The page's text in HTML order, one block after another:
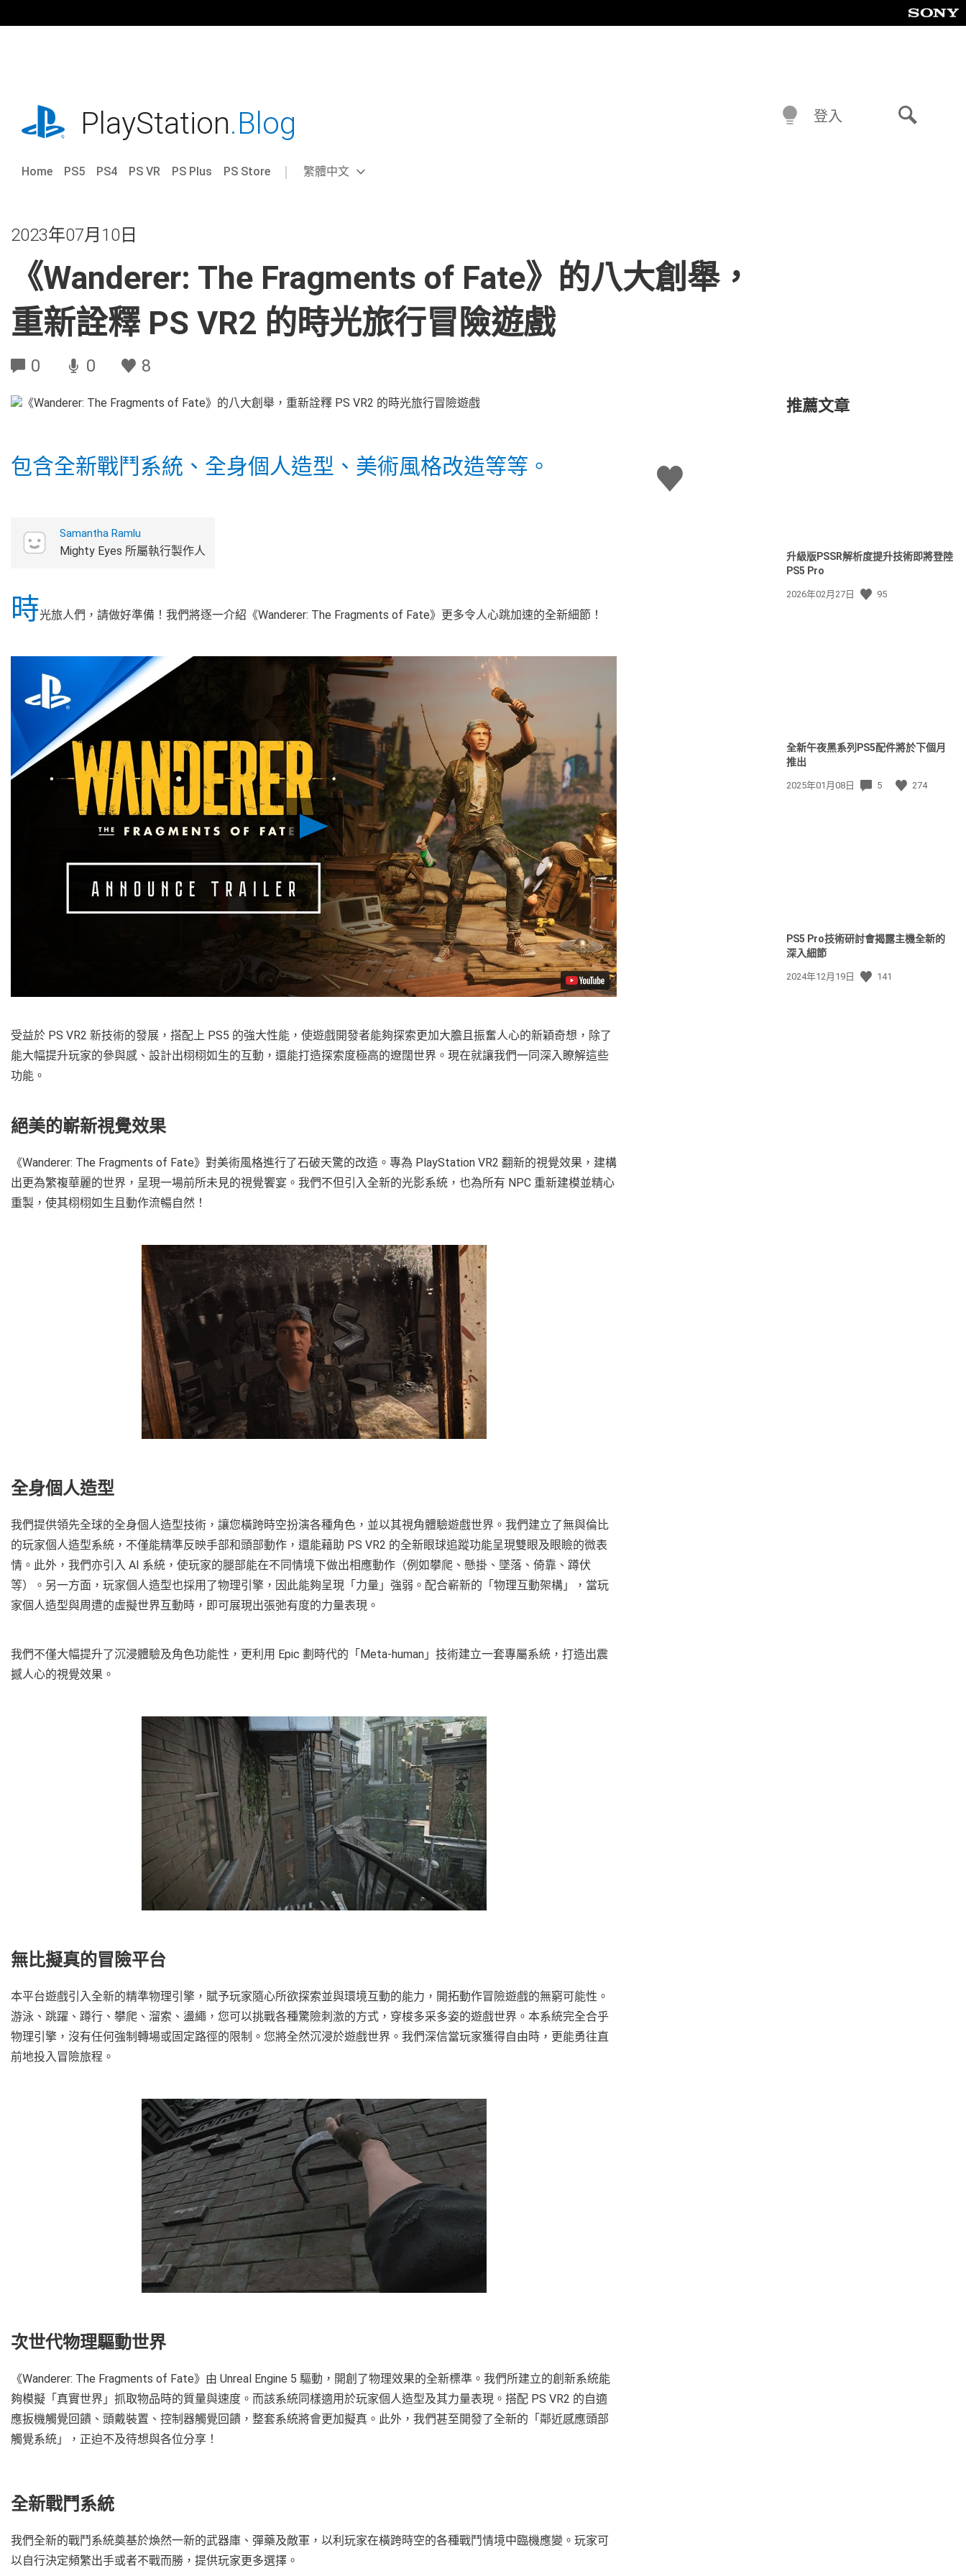
往
playstation.comPlayStation.Blog
Home PS5 PS4 PS VR PS Plus PS Store
Select
Current
繁體中文
登入
2023年07月10日
《Wanderer: The Fragments of Fate》的八大創舉，
重新詮釋 PS VR2 的時光旅行冒險遊戲
0 0 8
讚
包含全新戰鬥系統、全身個人造型、美術風格改造等等。
Samantha Ramlu
Mighty Eyes 所屬執行製作人
時光旅人們，請做好準備！我們將逐一介紹《Wanderer: The Fragments of Fate》更多令人心跳加速的全新細節！
Play
Video
受益於 PS VR2 新技術的發展，搭配上 PS5 的強大性能，使遊戲開發者能夠探索更加大膽且振奮人心的新穎奇想，除了
能大幅提升玩家的參與感、設計出栩栩如生的互動，還能打造探索度極高的遼闊世界。現在就讓我們一同深入瞭解這些
功能。
絕美的嶄新視覺效果
《Wanderer: The Fragments of Fate》對美術風格進行了石破天驚的改造。專為 PlayStation VR2 翻新的視覺效果，建構
出更為繁複華麗的世界，呈現一場前所未見的視覺饗宴。我們不但引入全新的光影系統，也為所有 NPC 重新建模並精心
重製，使其栩栩如生且動作流暢自然！
全身個人造型
我們提供領先全球的全身個人造型技術，讓您橫跨時空扮演各種角色，並以其視角體驗遊戲世界。我們建立了無與倫比
的玩家個人造型系統，不僅能精準反映手部和頭部動作，還能藉助 PS VR2 的全新眼球追蹤功能呈現雙眼及眼瞼的微表
情。此外，我們亦引入 AI 系統，使玩家的腿部能在不同情境下做出相應動作（例如攀爬、懸掛、墜落、倚靠、蹲伏
等）。另一方面，玩家個人造型也採用了物理引擎，因此能夠呈現「力量」強弱。配合嶄新的「物理互動架構」，當玩
家個人造型與周遭的虛擬世界互動時，即可展現出張弛有度的力量表現。
我們不僅大幅提升了沉浸體驗及角色功能性，更利用 Epic 劃時代的「Meta-human」技術建立一套專屬系統，打造出震
撼人心的視覺效果。
無比擬真的冒險平台
本平台遊戲引入全新的精準物理引擎，賦予玩家隨心所欲探索並與環境互動的能力，開拓動作冒險遊戲的無窮可能性。
游泳、跳躍、蹲行、攀爬、溜索、盪繩，您可以挑戰各種驚險刺激的方式，穿梭多采多姿的遊戲世界。本系統完全合乎
物理引擎，沒有任何強制轉場或固定路徑的限制。您將全然沉浸於遊戲世界。我們深信當玩家獲得自由時，更能勇往直
前地投入冒險旅程。
次世代物理驅動世界
《Wanderer: The Fragments of Fate》由 Unreal Engine 5 驅動，開創了物理效果的全新標準。我們所建立的創新系統能
夠模擬「真實世界」抓取物品時的質量與速度。而該系統同樣適用於玩家個人造型及其力量表現。搭配 PS VR2 的自適
應扳機觸覺回饋、頭戴裝置、控制器觸覺回饋，整套系統將會更加擬真。此外，我們甚至開發了全新的「鄰近感應頭部
觸覺系統」，正迫不及待想與各位分享！
全新戰鬥系統
我們全新的戰鬥系統奠基於煥然一新的武器庫、彈藥及敵軍，以利玩家在橫跨時空的各種戰鬥情境中臨機應變。玩家可
以自行決定頻繁出手或者不戰而勝，提供玩家更多選擇。
推薦文章
升級版PSSR解析度提升技術即將登陸
PS5 Pro
發
2026年02月27日 95
全新午夜黑系列PS5配件將於下個月
推出
發
2025年01月08日 5 274
PS5 Pro技術研討會揭露主機全新的
深入細節
發
2024年12月19日 141